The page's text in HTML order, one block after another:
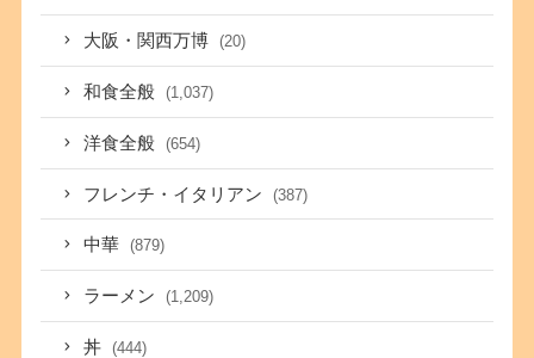
大阪・関西万博 (20)
和食全般 (1,037)
洋食全般 (654)
フレンチ・イタリアン (387)
中華 (879)
ラーメン (1,209)
丼 (444)